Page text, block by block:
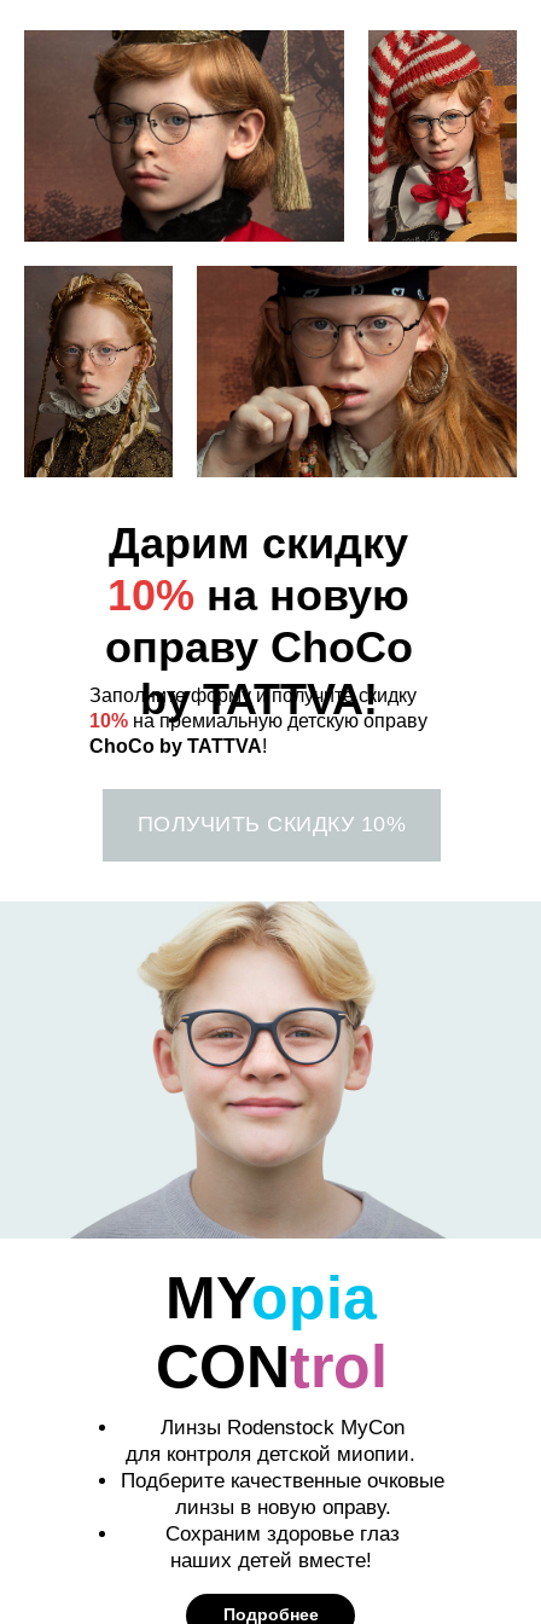
Заполните форму и получите скидку
10% на премиальную детскую оправу
ChoCo by TATTVA!
Дарим скидку
10% на новую
оправу ChoCo
by TATTVA!
ПОЛУЧИТЬ СКИДКУ 10%
MYopia
CONtrol
Линзы Rodenstock MyCon
для контроля детской миопии.
Подберите качественные очковые
линзы в новую оправу.
Сохраним здоровье глаз
наших детей вместе!
Подробнее